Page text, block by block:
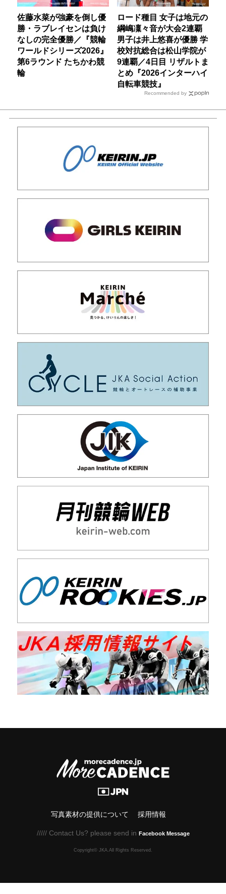
佐藤水菜が強豪を倒し優
勝・ラブレイセンは負け
なしの完全優勝／『競輪
ワールドシリーズ2026』
第6ラウンド たちかわ競
輪
ロード種目 女子は地元の
綱嶋凜々音が大会2連覇
男子は井上悠喜が優勝 学
校対抗総合は松山学院が
9連覇／4日目 リザルトま
とめ『2026インターハイ
自転車競技』
Recommended by
写真素材の提供について 採用情報
///// Contact Us? please send in Facebook Message
Copyright© JKA.All Rights Reserved.